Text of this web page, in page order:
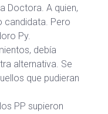
Doctora. A quien,
candidata. Pero
Py.
debía
alternativa. Se
que pudieran
PP supieron